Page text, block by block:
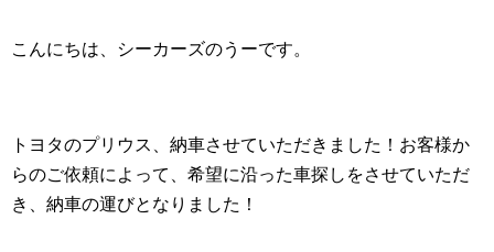
こんにちは、シーカーズのうーです。
トヨタのプリウス、納車させていただきました！お客様か
らのご依頼によって、希望に沿った車探しをさせていただ
き、納車の運びとなりました！